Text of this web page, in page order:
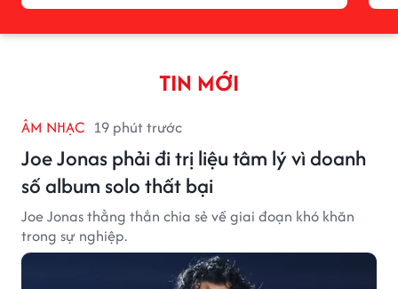
TIN MỚI
ÂM NHẠC 19 phút trước
Joe Jonas phải đi trị liệu tâm lý vì doanh
số album solo thất bại
Joe Jonas thẳng thắn chia sẻ về giai đoạn khó khăn
trong sự nghiệp.